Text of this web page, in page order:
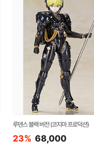
루덴스 블랙 버전 (코지마 프로덕션)
23% 68,000